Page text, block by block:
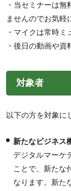
・当セミナーは
ませんのでお気軽
・マイクは常時ミ
・後日の動画や資
対象者
以下の方を対象に
新たなビジネス
デジタルマーケ
ことで、新たな
なります。新た